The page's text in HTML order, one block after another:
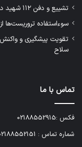
تشییع و دفن ۱۱۲ شهید در غزه پس از سه سال
سوءاستفاده تروریست‌ها
تقویت پیشگیری و واکنش
سلاح
تماس با ما
فکس :02188552915
شماره تماس : 02188552151 - 02188552915 - 02188552536